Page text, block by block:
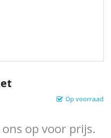
Op voorraad
op voor prijs.